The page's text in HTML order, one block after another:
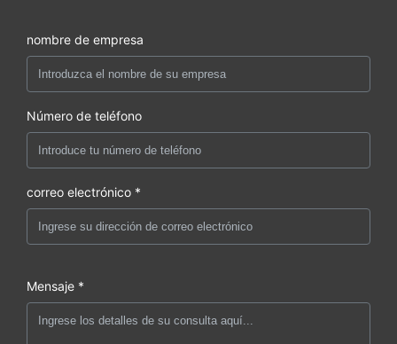
nombre de empresa
Número de teléfono
correo electrónico *
Mensaje *